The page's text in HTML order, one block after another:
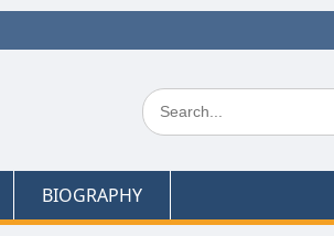
Search
for:
BIOGRAPHY